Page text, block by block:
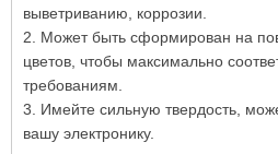
выветриванию, коррозии.
2. Может быть сформирован на
цветов, чтобы максимально
требованиям.
3. Имейте сильную твердость,
вашу электронику.